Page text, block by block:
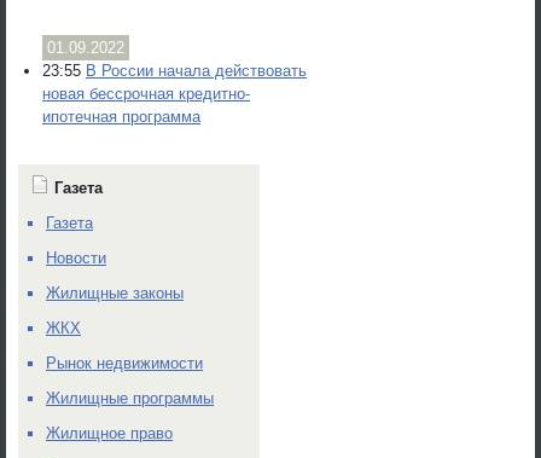
01.09.2022
23:55 В России начала действовать
новая бессрочная кредитно-
ипотечная программа
Газета
Газета
Новости
Жилищные законы
ЖКХ
Рынок недвижимости
Жилищные программы
Жилищное право